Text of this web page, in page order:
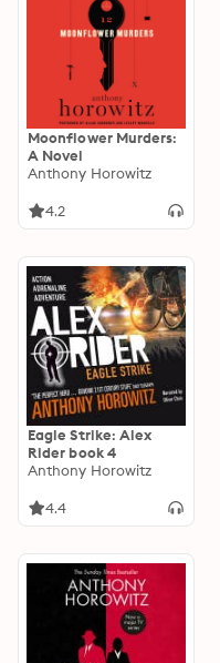
Moonflower Murders:
A Novel
Anthony Horowitz
4.2
Eagle Strike: Alex
Rider book 4
Anthony Horowitz
4.4